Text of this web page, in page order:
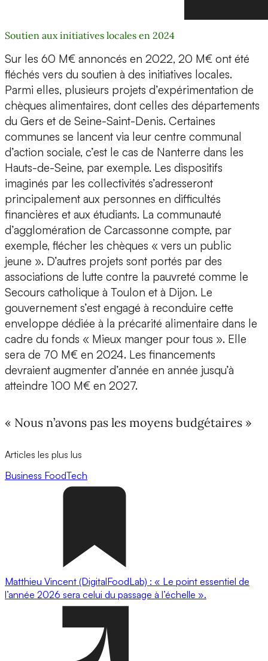
Soutien aux initiatives locales en 2024
Sur les 60 M€ annoncés en 2022, 20 M€ ont été
fléchés vers du soutien à des initiatives locales.
Parmi elles, plusieurs projets d’expérimentation de
chèques alimentaires, dont celles des départements
du Gers et de Seine-Saint-Denis. Certaines
communes se lancent via leur centre communal
d’action sociale, c’est le cas de Nanterre dans les
Hauts-de-Seine, par exemple. Les dispositifs
imaginés par les collectivités s’adresseront
principalement aux personnes en difficultés
financières et aux étudiants. La communauté
d’agglomération de Carcassonne compte, par
exemple, flécher les chèques « vers un public
jeune ». D’autres projets sont portés par des
associations de lutte contre la pauvreté comme le
Secours catholique à Toulon et à Dijon. Le
gouvernement s’est engagé à reconduire cette
enveloppe dédiée à la précarité alimentaire dans le
cadre du fonds « Mieux manger pour tous ». Elle
sera de 70 M€ en 2024. Les financements
devraient augmenter d’année en année jusqu’à
atteindre 100 M€ en 2027.
« Nous n’avons pas les moyens budgétaires »
Articles les plus lus
Business FoodTech
Matthieu Vincent (DigitalFoodLab) : « Le point essentiel de
l’année 2026 sera celui du passage à l’échelle ».